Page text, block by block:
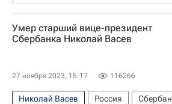
Умер старший вице-президент
Сбербанка Николай Васев
27 ноября 2023, 15:17 116266
Николай Васев Россия